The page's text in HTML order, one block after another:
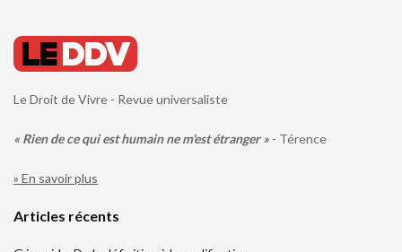
Le Droit de Vivre - Revue universaliste
« Rien de ce qui est humain ne m'est étranger » - Térence
» En savoir plus
Articles récents